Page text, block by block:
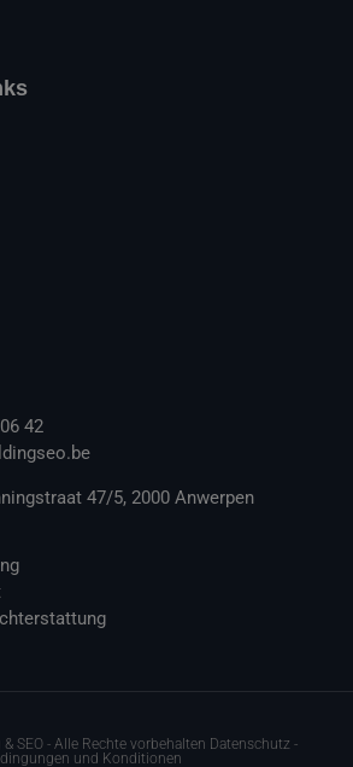
42
47/5, 2000 Anwerpen
SEO - Alle Rechte vorbehalten Datenschutz -
und Konditionen